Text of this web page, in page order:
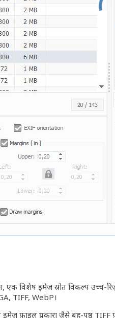
एक विशेष इमेज स्रोत विकल्प उच्च-
TIFF, WebP।
फ़ाइल प्रकारों जैसे बहु-पृष्ठ